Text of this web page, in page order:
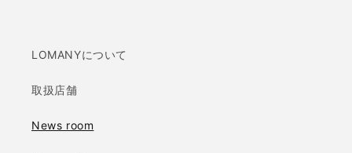
LOMANYについて
取扱店舗
News room